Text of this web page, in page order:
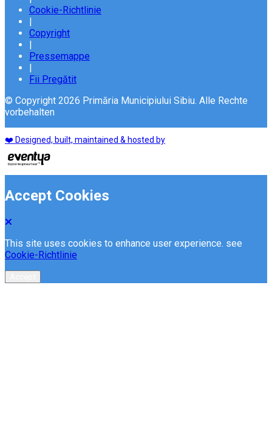
Cookie-Richtlinie
Copyright
Pressemappe
Fii Pregătit
© Copyright 2026 Primăria Municipiului Sibiu. Alle Rechte
vorbehalten
❤️ Designed, built, maintained & hosted by
Accept Cookies
This site uses cookies to enhance user experience. see
Cookie-Richtlinie